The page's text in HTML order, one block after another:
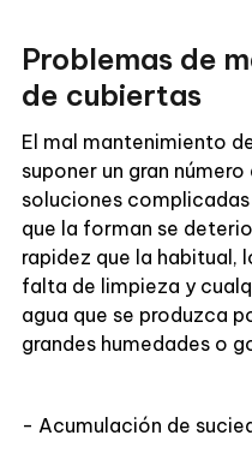
Problemas de
de cubiertas
El mal mantenimiento
suponer un gran
soluciones
que la forman se
rapidez que la habitual,
falta de limpieza y
agua que se produzca
grandes humedades o
- Acumulación de